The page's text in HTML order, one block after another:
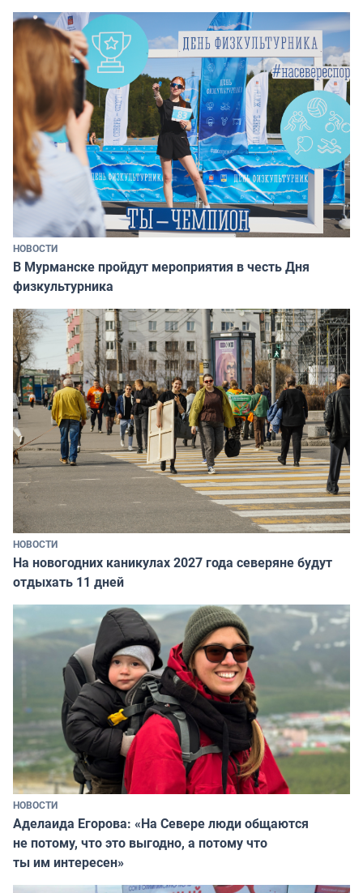
НОВОСТИ
В Мурманске пройдут мероприятия в честь Дня
физкультурника
НОВОСТИ
На новогодних каникулах 2027 года северяне будут
отдыхать 11 дней
НОВОСТИ
Аделаида Егорова: «На Севере люди общаются
не потому, что это выгодно, а потому что
ты им интересен»